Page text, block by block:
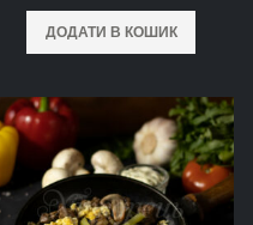
ДОДАТИ В КОШИК